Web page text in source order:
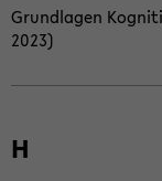
Grundlagen
2023)
H